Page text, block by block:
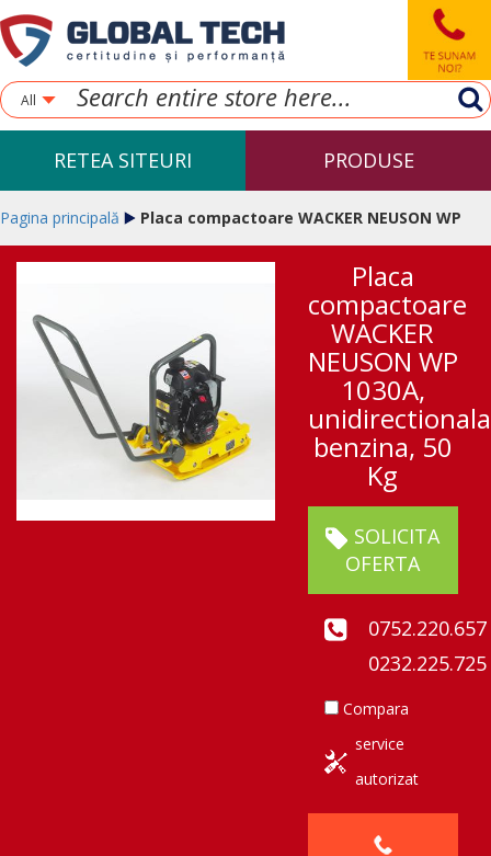
All
RETEA SITEURI PRODUSE
Pagina principală Placa compactoare WACKER NEUSON WP
Placa
compactoare
WACKER
NEUSON WP
1030A,
benzina, 50
Kg
SOLICITA
OFERTA
0752.220.657
0232.225.725
Compara
service
autorizat